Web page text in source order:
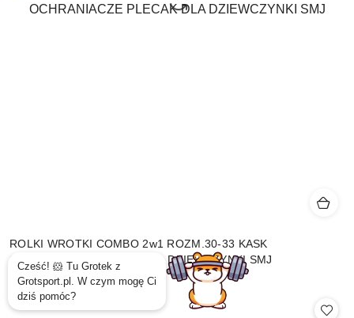
ROLKI WROTKI COMBO 2w1 ROZM.30-33 KASK
OCHRANIACZE PLECAK DLA DZIEWCZYNKI SMJ
Cena:
209.99